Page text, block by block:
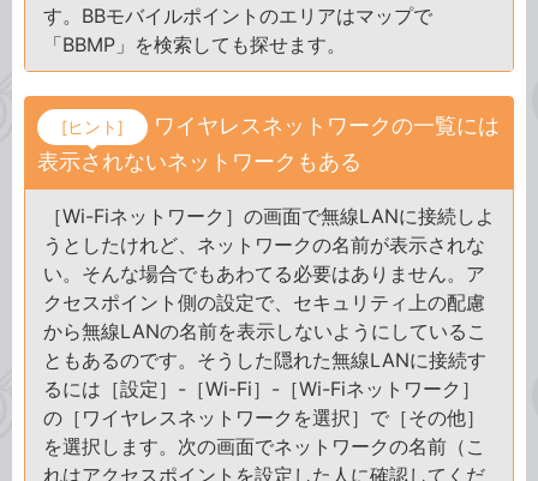
す。BBモバイルポイントのエリアはマップで
「BBMP」を検索しても探せます。
[ヒント]
ワイヤレスネットワークの一覧には
表示されないネットワークもある
［Wi-Fiネットワーク］の画面で無線LANに接続しよ
うとしたけれど、ネットワークの名前が表示されな
い。そんな場合でもあわてる必要はありません。ア
クセスポイント側の設定で、セキュリティ上の配慮
から無線LANの名前を表示しないようにしているこ
ともあるのです。そうした隠れた無線LANに接続す
るには［設定］-［Wi-Fi］-［Wi-Fiネットワーク］
の［ワイヤレスネットワークを選択］で［その他］
を選択します。次の画面でネットワークの名前（こ
れはアクセスポイントを設定した人に確認してくだ